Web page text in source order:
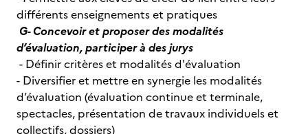
différents enseignements et pratiques
G- Concevoir et proposer des modalités
d’évaluation, participer à des jurys
- Définir critères et modalités d'évaluation
- Diversifier et mettre en synergie les modalités
d’évaluation (évaluation continue et terminale,
spectacles, présentation de travaux individuels et
collectifs, dossiers)